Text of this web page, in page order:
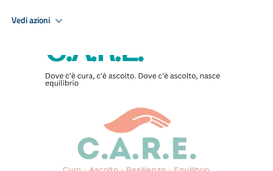
Vedi azioni